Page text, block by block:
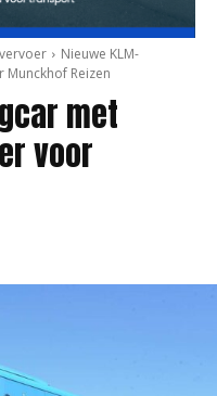
Nieuwe KLM-
Reizen
met
voor